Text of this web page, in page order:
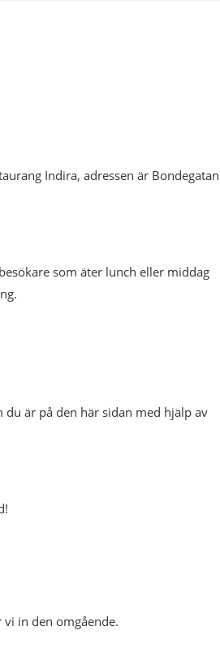
Indira, adressen är Bondegatan
som äter lunch eller middag
är på den här sidan med hjälp av
vi in den omgående.